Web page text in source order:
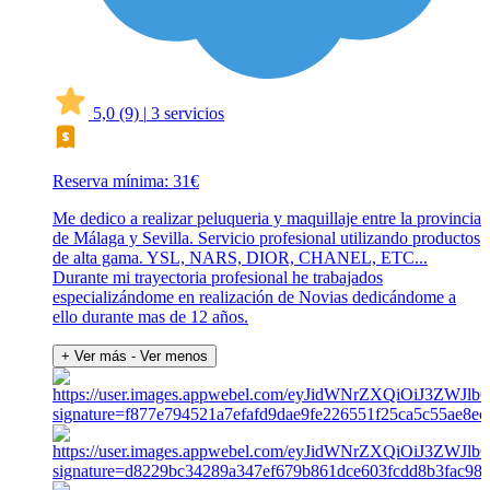
5,0 (9) | 3 servicios
Reserva mínima: 31€
Me dedico a realizar peluqueria y maquillaje entre la provincia
de Málaga y Sevilla. Servicio profesional utilizando productos
de alta gama. YSL, NARS, DIOR, CHANEL, ETC...
Durante mi trayectoria profesional he trabajados
especializándome en realización de Novias dedicándome a
ello durante mas de 12 años.
+ Ver más - Ver menos